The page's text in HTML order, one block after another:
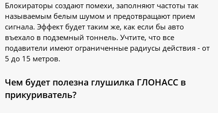
Блокираторы создают помехи, заполняют частоты так
называемым белым шумом и предотвращают прием
сигнала. Эффект будет таким же, как если бы авто
въехало в подземный тоннель. Учтите, что все
подавители имеют ограниченные радиусы действия - от
5 до 15 метров.
Чем будет полезна глушилка ГЛОНАСС в
прикуриватель?